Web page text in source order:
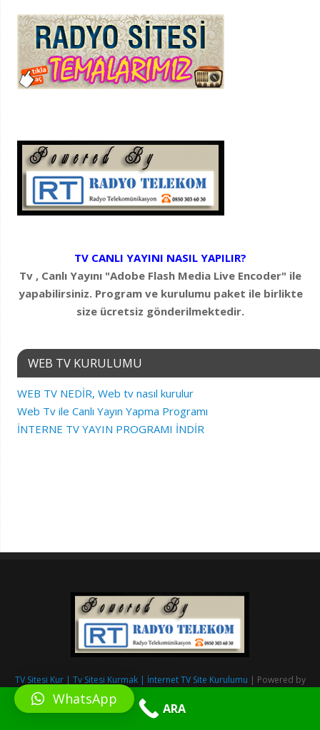
TV CANLI YAYINI NASIL YAPILIR?
Tv , Canlı Yayını "Adobe Flash Media Live Encoder" ile
yapabilirsiniz. Program ve kurulumu paket ile birlikte
size ücretsiz gönderilmektedir.
WEB TV KURULUMU
WEB TV NEDİR, Web tv nasıl kurulur
Web Tv ile Canlı Yayın Yapma Programı
İNTERNE TV YAYIN PROGRAMI İNDİR
TV Sitesi Kur | Tv Sitesi Kurmak | İnternet TV Site Kurulumu | Powered by
RadyoSitesiKur.com
ARA
WhatsApp